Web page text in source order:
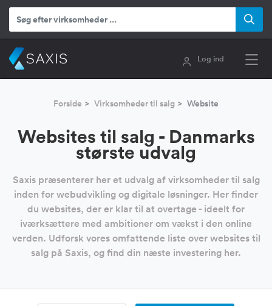
Log ind
Forside Virksomheder til salg Website
Websites til salg - Danmarks
største udvalg
Saxis præsenterer her et udvalg af virksomheder til salg
inden for webudvikling og digitale løsninger. Her finder
du websites, der er klar til at overtage - ideelt for
iværksættere med ambitioner om vækst i den online
verden. Udforsk vores omfattende liste over websites til
salg på Saxis, og find din næste investering her.